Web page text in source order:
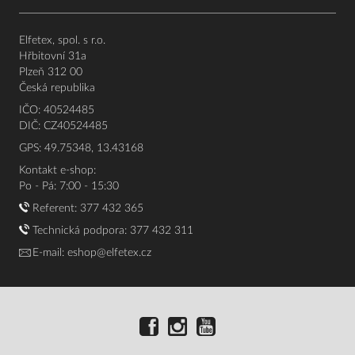
Elfetex, spol. s r.o.
Hřbitovní 31a
Plzeň 312 00
Česká republika
IČO: 40524485
DIČ: CZ40524485
GPS: 49.75348, 13.43168
Kontakt e-shop:
Po - Pá: 7:00 - 15:30
Referent: 377 432 365
Technická podpora: 377 432 311
E-mail: eshop@elfetex.cz